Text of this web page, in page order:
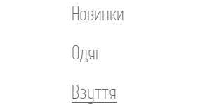
Новинки
Одяг
Взуття